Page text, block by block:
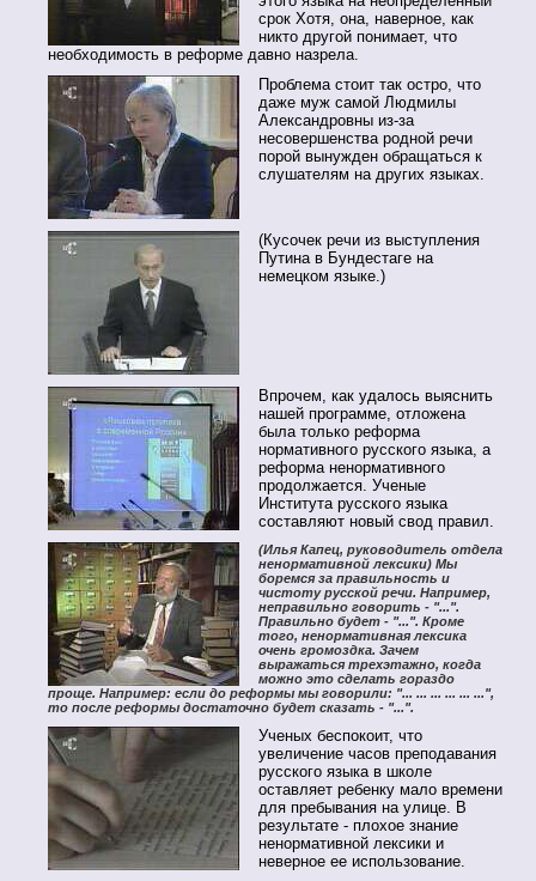
срок Хотя, она, наверное, как
никто другой понимает, что
необходимость в реформе давно назрела.
Проблема стоит так остро, что
даже муж самой Людмилы
Александровны из-за
несовершенства родной речи
порой вынужден обращаться к
слушателям на других языках.
(Кусочек речи из выступления
Путина в Бундестаге на
немецком языке.)
Впрочем, как удалось выяснить
нашей программе, отложена
была только реформа
нормативного русского языка, а
реформа ненормативного
продолжается. Ученые
Института русского языка
составляют новый свод правил.
(Илья Капец, руководитель отдела
ненормативной лексики) Мы
боремся за правильность и
чистоту русской речи. Например,
неправильно говорить - "...".
Правильно будет - "...". Кроме
того, ненормативная лексика
очень громоздка. Зачем
выражаться трехэтажно, когда
можно это сделать гораздо
проще. Например: если до реформы мы говорили: "... ... ... ... ... ...",
то после реформы достаточно будет сказать - "...".
Ученых беспокоит, что
увеличение часов преподавания
русского языка в школе
оставляет ребенку мало времени
для пребывания на улице. В
результате - плохое знание
ненормативной лексики и
неверное ее использование.